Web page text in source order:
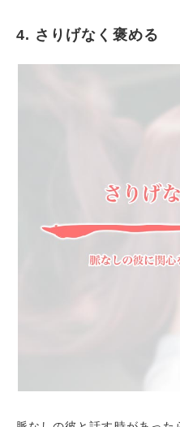
4. さりげなく褒める